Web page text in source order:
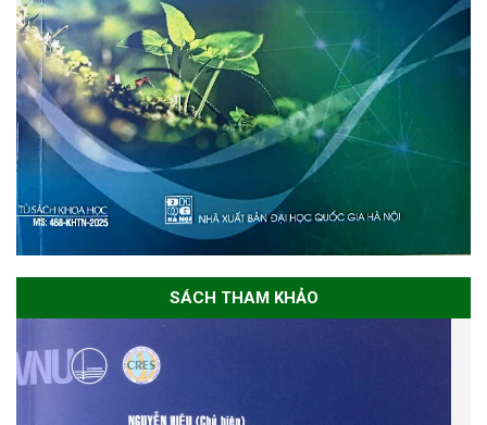
SÁCH THAM KHẢO